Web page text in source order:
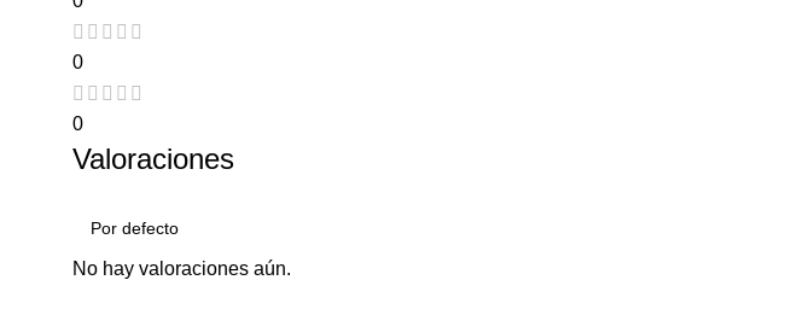
0
0
Valoraciones
No hay valoraciones aún.